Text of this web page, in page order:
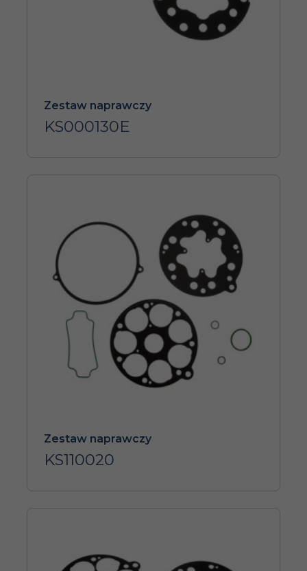
Zestaw naprawczy
KS000130E
Zestaw naprawczy
KS110020